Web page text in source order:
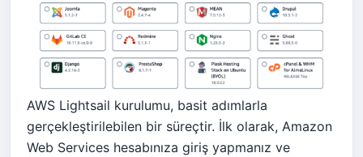
AWS Lightsail kurulumu, basit adımlarla
gerçekleştirilebilen bir süreçtir. İlk olarak, Amazon
Web Services hesabınıza giriş yapmanız ve